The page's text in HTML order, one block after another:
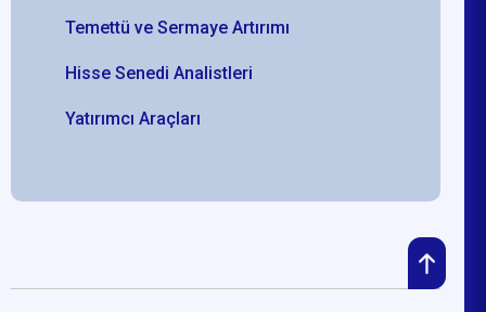
Temettü ve Sermaye Artırımı
Hisse Senedi Analistleri
Yatırımcı Araçları